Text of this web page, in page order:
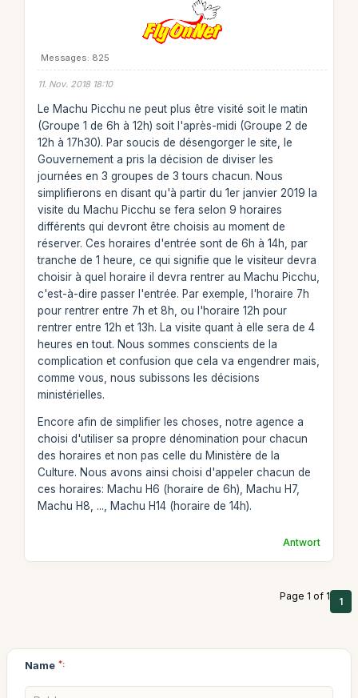
Messages: 825
11. Nov. 2018 18:10
Le Machu Picchu ne peut plus être visité soit le matin
(Groupe 1 de 6h à 12h) soit l'après-midi (Groupe 2 de
12h à 17h30). Par soucis de désengorger le site, le
Gouvernement a pris la décision de diviser les
journées en 3 groupes de 3 tours chacun. Nous
simplifierons en disant qu'à partir du 1er janvier 2019 la
visite du Machu Picchu se fera selon 9 horaires
différents qui devront être choisis au moment de
réserver. Ces horaires d'entrée sont de 6h à 14h, par
tranche de 1 heure, ce qui signifie que le visiteur devra
choisir à quel horaire il devra rentrer au Machu Picchu,
c'est-à-dire passer l'entrée. Par exemple, l'horaire 7h
pour rentrer entre 7h et 8h, ou l'horaire 12h pour
rentrer entre 12h et 13h. La visite quant à elle sera de 4
heures en tout. Nous sommes conscients de la
complication et confusion que cela va engendrer mais,
comme vous, nous subissons les décisions
ministérielles.
Encore afin de simplifier les choses, notre agence a
choisi d'utiliser sa propre dénomination pour chacun
des horaires et non pas celle du Ministère de la
Culture. Nous avons ainsi choisi d'appeler chacun de
ces horaires: Machu H6 (horaire de 6h), Machu H7,
Machu H8, ..., Machu H14 (horaire de 14h).
Antwort
Page 1 of 1 1
Name *: